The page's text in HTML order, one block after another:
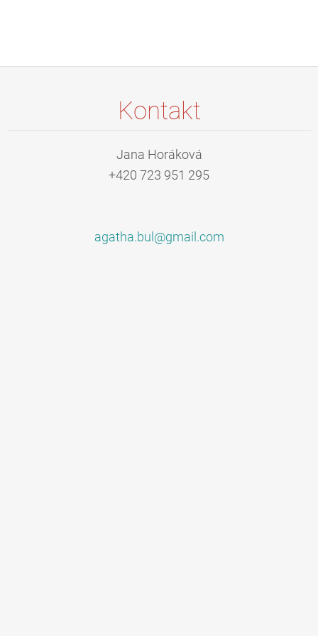
Kontakt
Jana Horáková
+420 723 951 295
agatha.bul@gmail .com